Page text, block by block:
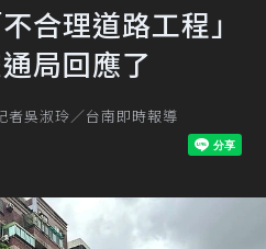
合理道路工程」
局回應了
者吳淑玲／台南即時報導